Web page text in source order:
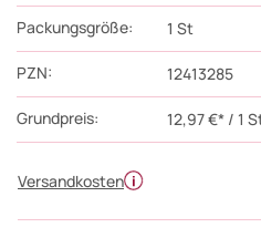
Versandkosten
Packungsgröße: 1 St
PZN: 12413285
Grundpreis: 12,97 €* / 1